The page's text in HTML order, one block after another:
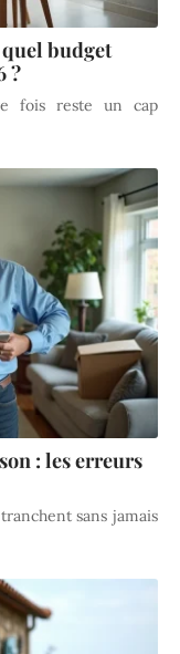
budget
?
fois reste un cap
: les erreurs
sans jamais